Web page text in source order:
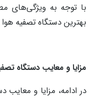
با توجه به ویژگی‌های
بهترین دستگاه تصفیه هوا
مزایا و معایب دستگاه‌
در ادامه، مزایا و معایب